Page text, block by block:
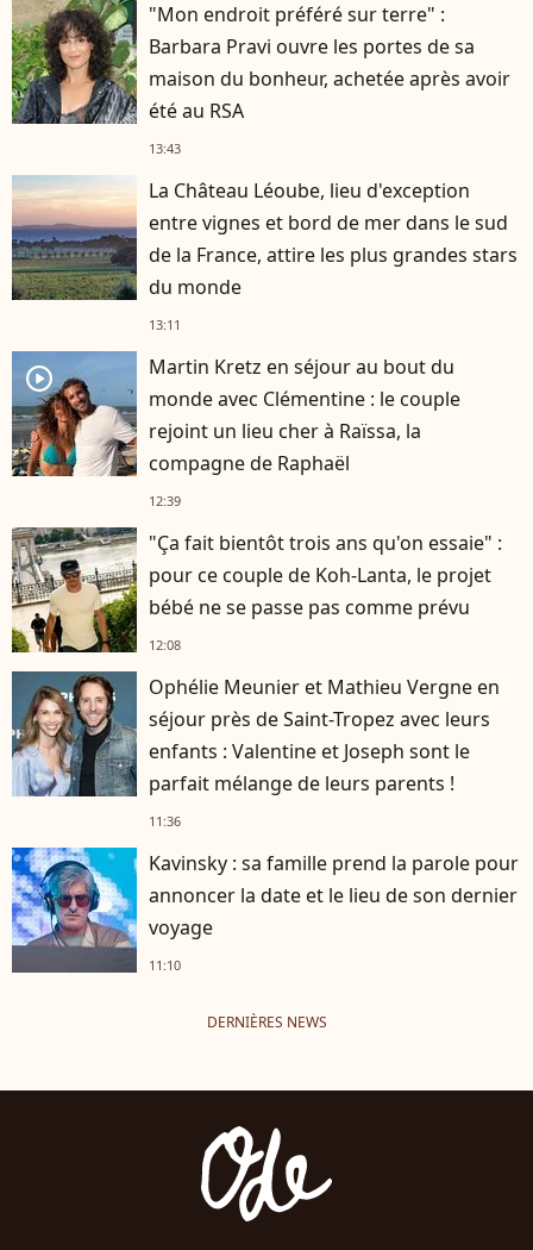
"Mon endroit préféré sur terre" :
Barbara Pravi ouvre les portes de sa
maison du bonheur, achetée après avoir
été au RSA
13:43
La Château Léoube, lieu d'exception
entre vignes et bord de mer dans le sud
de la France, attire les plus grandes stars
du monde
13:11
player2
Martin Kretz en séjour au bout du
monde avec Clémentine : le couple
rejoint un lieu cher à Raïssa, la
compagne de Raphaël
12:39
"Ça fait bientôt trois ans qu'on essaie" :
pour ce couple de Koh-Lanta, le projet
bébé ne se passe pas comme prévu
12:08
Ophélie Meunier et Mathieu Vergne en
séjour près de Saint-Tropez avec leurs
enfants : Valentine et Joseph sont le
parfait mélange de leurs parents !
11:36
Kavinsky : sa famille prend la parole pour
annoncer la date et le lieu de son dernier
voyage
11:10
DERNIÈRES NEWS